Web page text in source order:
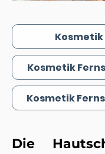
Kosmetik
Kosmetik
Kosmetik
Die